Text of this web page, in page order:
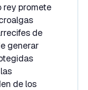
rey promete
de
generar
de los